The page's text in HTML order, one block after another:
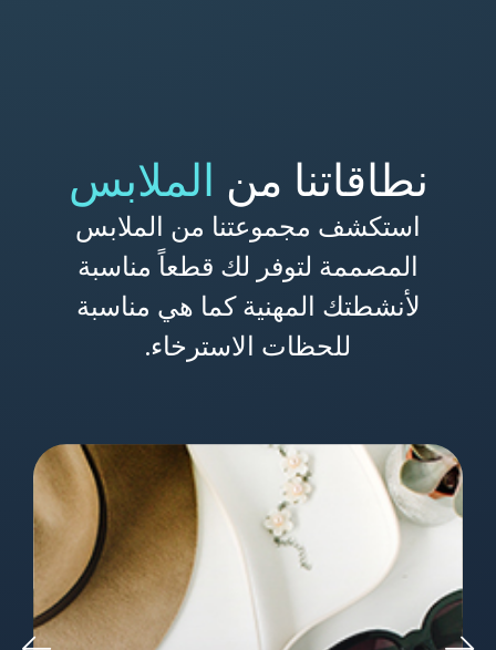
نطاقاتنا من الملابس
استكشف مجموعتنا من الملابس
المصممة لتوفر لك قطعاً مناسبة
لأنشطتك المهنية كما هي مناسبة
للحظات الاسترخاء.